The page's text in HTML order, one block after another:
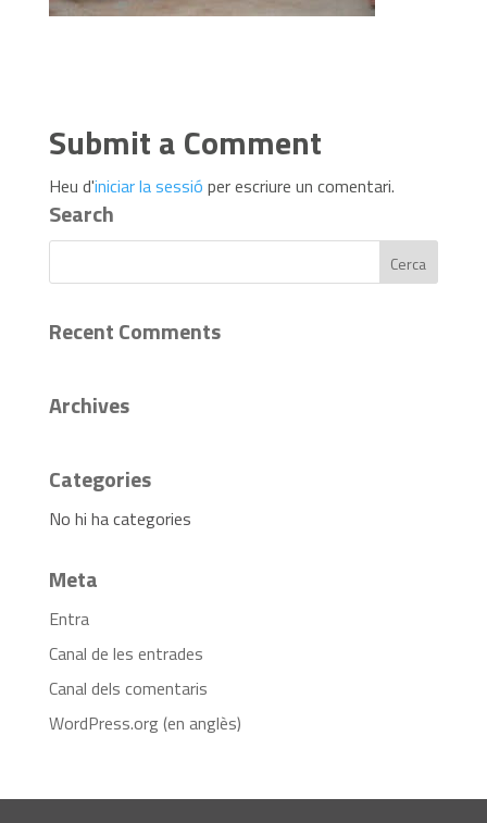
Submit a Comment
Heu d'iniciar la sessió per escriure un comentari.
Search
Recent Comments
Archives
Categories
No hi ha categories
Meta
Entra
Canal de les entrades
Canal dels comentaris
WordPress.org (en anglès)